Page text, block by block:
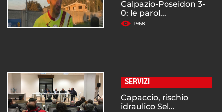
Calpazio-Poseidon 3-
0: le parol...
1968
SERVIZI
Capaccio, rischio
idraulico Sel...